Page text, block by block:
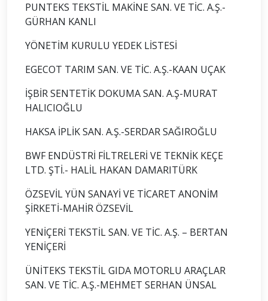
PUNTEKS TEKSTİL MAKİNE SAN. VE TİC. A.Ş.-
GÜRHAN KANLI
YÖNETİM KURULU YEDEK LİSTESİ
EGECOT TARIM SAN. VE TİC. A.Ş.-KAAN UÇAK
İŞBİR SENTETİK DOKUMA SAN. A.Ş-MURAT
HALICIOĞLU
HAKSA İPLİK SAN. A.Ş.-SERDAR SAĞIROĞLU
BWF ENDÜSTRİ FİLTRELERİ VE TEKNİK KEÇE
LTD. ŞTİ.- HALİL HAKAN DAMARITÜRK
ÖZSEVİL YÜN SANAYİ VE TİCARET ANONİM
ŞİRKETİ-MAHİR ÖZSEVİL
YENİÇERİ TEKSTİL SAN. VE TİC. A.Ş. – BERTAN
YENİÇERİ
ÜNİTEKS TEKSTİL GIDA MOTORLU ARAÇLAR
SAN. VE TİC. A.Ş.-MEHMET SERHAN ÜNSAL